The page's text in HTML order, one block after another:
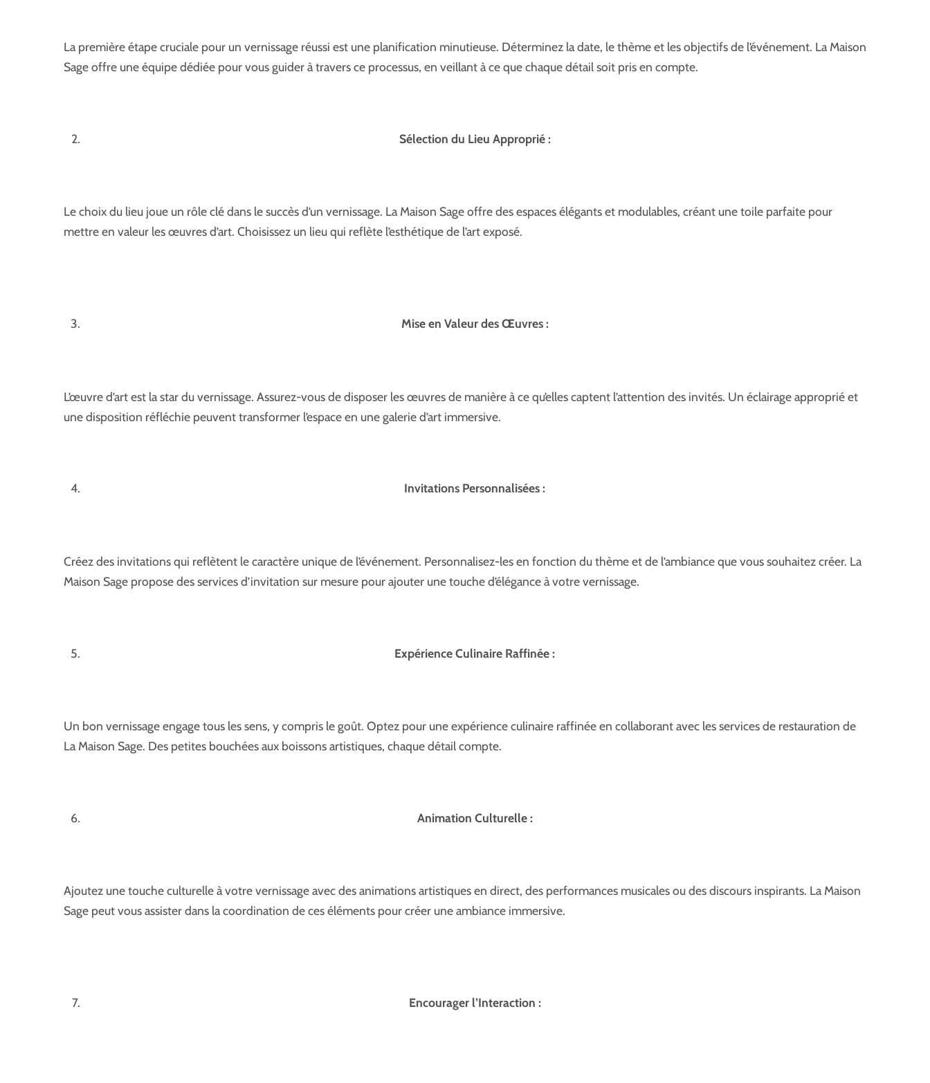
La première étape cruciale pour un vernissage réussi est une planification minutieuse. Déterminez la date, le thème et les objectifs de l’événement. La Maison
Sage offre une équipe dédiée pour vous guider à travers ce processus, en veillant à ce que chaque détail soit pris en compte.
Sélection du Lieu Approprié :
Le choix du lieu joue un rôle clé dans le succès d’un vernissage. La Maison Sage offre des espaces élégants et modulables, créant une toile parfaite pour
mettre en valeur les œuvres d’art. Choisissez un lieu qui reflète l’esthétique de l’art exposé.
Mise en Valeur des Œuvres :
L’œuvre d’art est la star du vernissage. Assurez-vous de disposer les œuvres de manière à ce qu’elles captent l’attention des invités. Un éclairage approprié et
une disposition réfléchie peuvent transformer l’espace en une galerie d’art immersive.
Invitations Personnalisées :
Créez des invitations qui reflètent le caractère unique de l’événement. Personnalisez-les en fonction du thème et de l’ambiance que vous souhaitez créer. La
Maison Sage propose des services d’invitation sur mesure pour ajouter une touche d’élégance à votre vernissage.
Expérience Culinaire Raffinée :
Un bon vernissage engage tous les sens, y compris le goût. Optez pour une expérience culinaire raffinée en collaborant avec les services de restauration de
La Maison Sage. Des petites bouchées aux boissons artistiques, chaque détail compte.
Animation Culturelle :
Ajoutez une touche culturelle à votre vernissage avec des animations artistiques en direct, des performances musicales ou des discours inspirants. La Maison
Sage peut vous assister dans la coordination de ces éléments pour créer une ambiance immersive.
Encourager l’Interaction :